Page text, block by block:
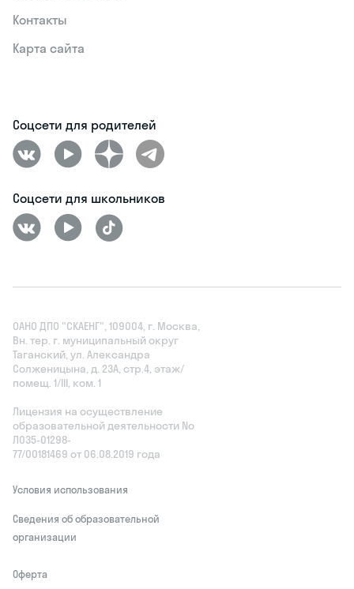
Контакты
Карта сайта
Соцсети для родителей
Соцсети для школьников
ОАНО ДПО "СКАЕНГ", 109004, г. Москва,
Вн. тер. г. муниципальный округ
Таганский, ул. Александра
Солженицына, д. 23А, стр.4, этаж/
помещ. 1/III, ком. 1
Лицензия на осуществление
образовательной деятельности No
Л035‑01298-
77/00181469 от 06.08.2019 года
Условия использования
Сведения об образовательной
организации
Оферта